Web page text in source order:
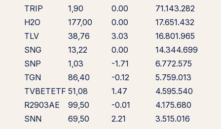
TRIP
1,90 0.00
71.143.282
H2O
177,00 0.00
17.651.432
TLV
38,76 3.03
16.801.965
SNG
13,22 0.00
14.344.699
SNP
1,03 -1.71
6.772.575
TGN
86,40 -0.12
5.759.013
TVBETETF 51,08 1.47
4.595.540
R2903AE
99,50 -0.01
4.175.680
SNN
69,50 2.21 3.515.016